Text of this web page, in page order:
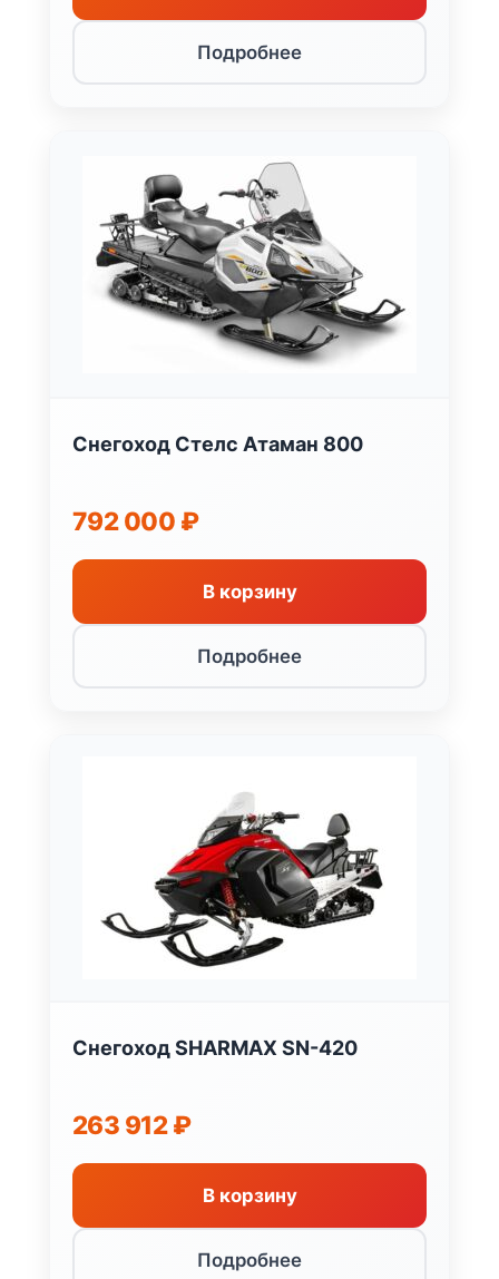
Подробнее
Снегоход Стелс Атаман 800
792 000 ₽
В корзину
Подробнее
Снегоход SHARMAX SN-420
263 912₽
В корзину
Подробнее